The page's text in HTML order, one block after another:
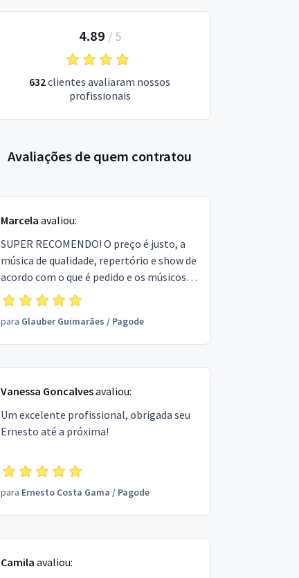
4.89 / 5
632clientes avaliaram nossos
profissionais
Avaliações de quem contratou
Marcela avaliou:
SUPER RECOMENDO! O preço é justo, a
música de qualidade, repertório e show de
acordo com o que é pedido e os músicos
são super educados e gentis. Vale muito a
pena contratar pra qualquer tipo de festa.
para Glauber Guimarães / Pagode
Vanessa Goncalvesavaliou:
Um excelente profissional, obrigada seu
Ernesto até a próxima!
para Ernesto Costa Gama / Pagode
Camila avaliou: